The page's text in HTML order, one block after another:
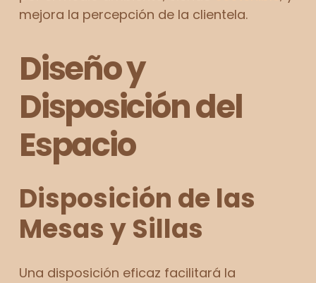
mejora la percepción de la clientela.
Diseño y
Disposición del
Espacio
Disposición de las
Mesas y Sillas
Una disposición eficaz facilitará la